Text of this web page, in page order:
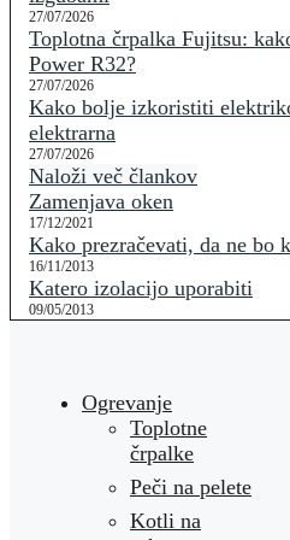
27/07/2026
Toplotna črpalka Fujitsu:
Power R32?
27/07/2026
Kako bolje izkoristiti
elektrarna
27/07/2026
Naloži več člankov
Zamenjava oken
17/12/2021
Kako prezračevati, da ne bo
16/11/2013
Katero izolacijo uporabiti
09/05/2013
Ogrevanje
Toplotne
črpalke
Peči na pelete
Kotli na